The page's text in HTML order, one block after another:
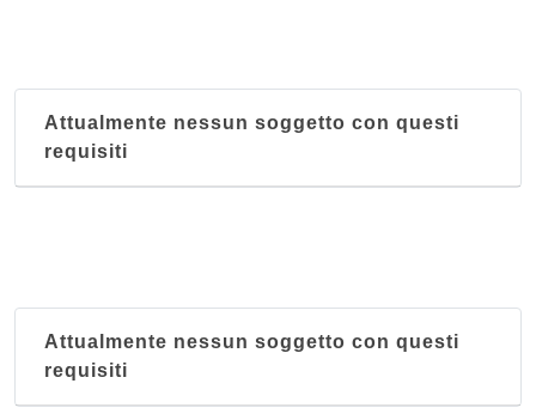
Attualmente nessun soggetto con questi
requisiti
Attualmente nessun soggetto con questi
requisiti